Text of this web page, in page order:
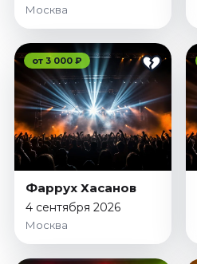
Москва
от 3 000 ₽
Фаррух Хасанов
4 сентября 2026
Москва